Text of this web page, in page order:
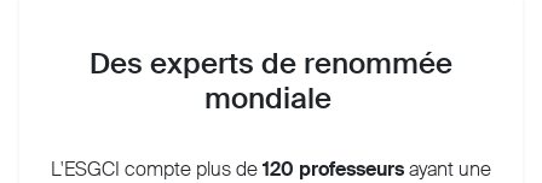
Des experts de renommée
mondiale
L'ESGCI compte plus de120 professeursayant une